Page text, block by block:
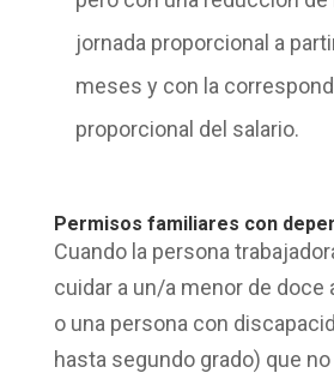
jornada proporcional a
meses y con la
proporcional del salario.
Permisos familiares con
Cuando la persona
cuidar a un/a menor de doce
o una persona con
hasta segundo grado) que